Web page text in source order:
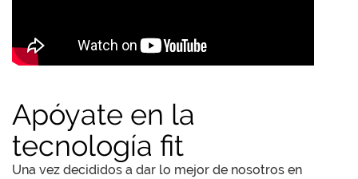
Apóyate en la
tecnología fit
Una vez decididos a dar lo mejor de nosotros en